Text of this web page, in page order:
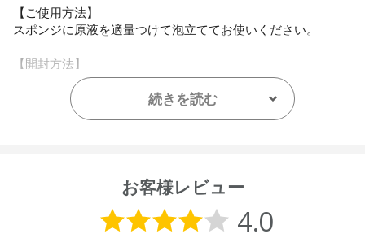
【ご使用方法】
スポンジに原液を適量つけて泡立ててお使いください。
【開封方法】
1.ボトルを倒し、(ラベル部分を天井に向ける)専用オープナー
の突起でラベル下のキャップを外し、専用ノズルをしっかり
付けてください。
続きを読む
お客様レビュー